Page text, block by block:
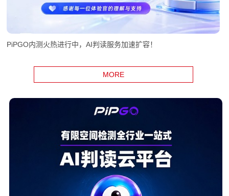
PiPGO内测火热进行中，AI判读服务加速扩容！
MORE